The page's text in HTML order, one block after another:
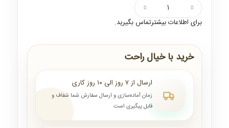
برای اطلاعات بیشترتماس بگیرید.
خرید با خیال راحت
ارسال از ۷ روز الی ۱۰ روز کاری
زمان آماده‌سازی و ارسال سفارش شما شفاف و
قابل پیگیری است